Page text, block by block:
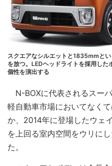
スクエアなシルエットと1835mmと
を放つ。LEDヘッドライトを採用し
個性を演出する
N-BOXに代表されるスー
軽自動車市場においてなく
か、2014年に登場したウェ
を上回る室内空間をウリに
た。